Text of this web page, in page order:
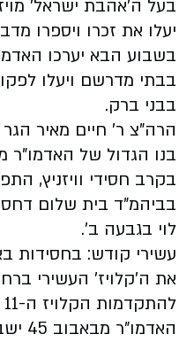
בעל ה'אהבת ישראל'
יעלו את זכרו ויספרו
בשבוע הבא יערכו
בבתי מדרשם ויעלו
בבני ברק.
הרה"צ ר' חיים מאיר הגר
בנו הגדול של האדמו"ר
בקרב חסידי וויזניץ,
בביהמ"ד בית שלום
לוי בגבעה ב'.
עשירי קודש: בחסידות
את ה'קלויז' העשירי
להתקדמות הקלויז ה-11 ההולך ונבנה בגבעה c.